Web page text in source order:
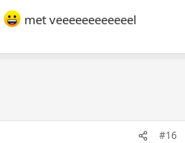
met veeeeeeeeeeeel
#16